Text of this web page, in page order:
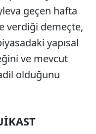
geçen hafta
verdiği demeçte,
yapısal
ve mevcut
olduğunu